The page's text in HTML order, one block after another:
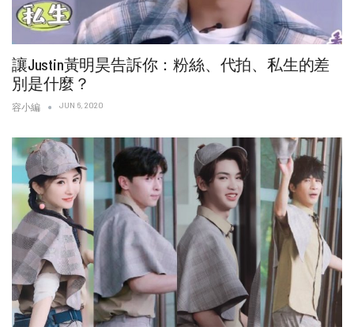
讓Justin黃明昊告訴你：粉絲、代拍、私生的差
別是什麼？
容小編 JUN 6, 2020